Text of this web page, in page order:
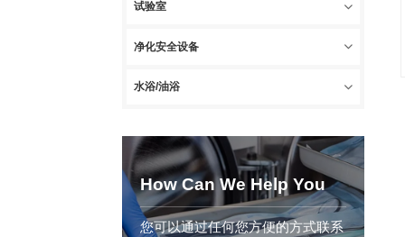
试验室
净化安全设备
水浴/油浴
How Can We Help You
您可以通过任何您方便的方式联系